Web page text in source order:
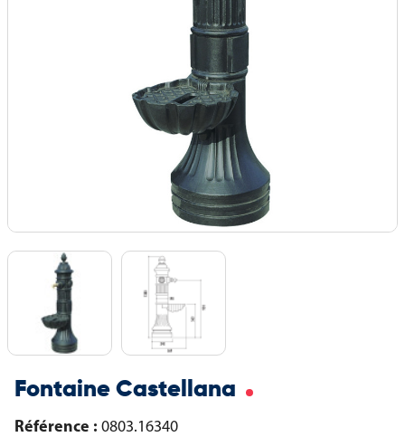
Fontaine Castellana
Référence : 0803.16340